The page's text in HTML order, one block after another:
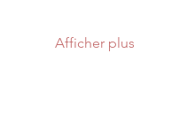
Afficher plus